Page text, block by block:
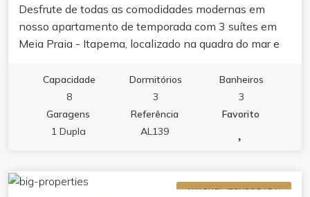
Desfrute de todas as comodidades modernas em
nosso apartamento de temporada com 3 suítes em
Meia Praia - Itapema, localizado na quadra do mar e
Capacidade
8
Dormitórios
3
Banheiros
3
Garagens
1 Dupla
Referência
AL139
Favorito
ALUGUEL (TEMPORADA)